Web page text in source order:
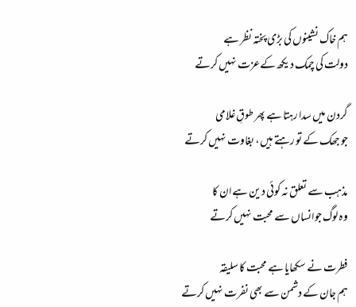
ہم خاک نشینوں کی بڑی پختہ نظر ہے
دولت کی چمک دیکھ کےعزت نہیں کرتے
گردن میں سدا رہتا ہے پھر طوقِ غلامی
جو جھک کے تو رہتے ہیں، بغاوت نہیں کرتے
مذہب سے تعلق نہ کوئی دین ہے ان کا
وہ لوگ جو انساں سے محبت نہیں کرتے
فطرت نے سکھایا ہے محبت کا سلیقہ
ہم جان کے دشمن سے بھی نفرت نہیں کرتے